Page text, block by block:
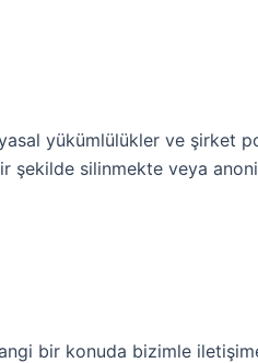
yükümlülükler ve şirket
şekilde silinmekte veya
bir konuda bizimle